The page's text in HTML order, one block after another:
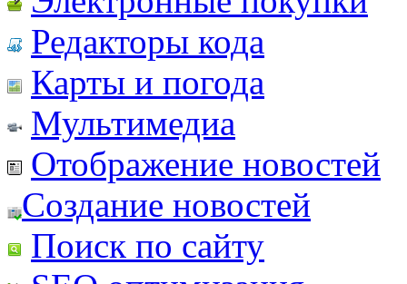
Редакторы кода
Карты и погода
Мультимедиа
Отображение новостей
Создание новостей
Поиск по сайту